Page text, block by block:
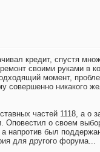
кредит, спустя
своими руками в
момент,
никакого
частей 1118, а
Оповестил о своем
был
для другого форума...